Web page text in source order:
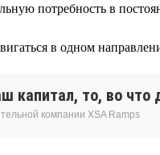
потребность в
в одном
то, во что
компании XSA Ramps